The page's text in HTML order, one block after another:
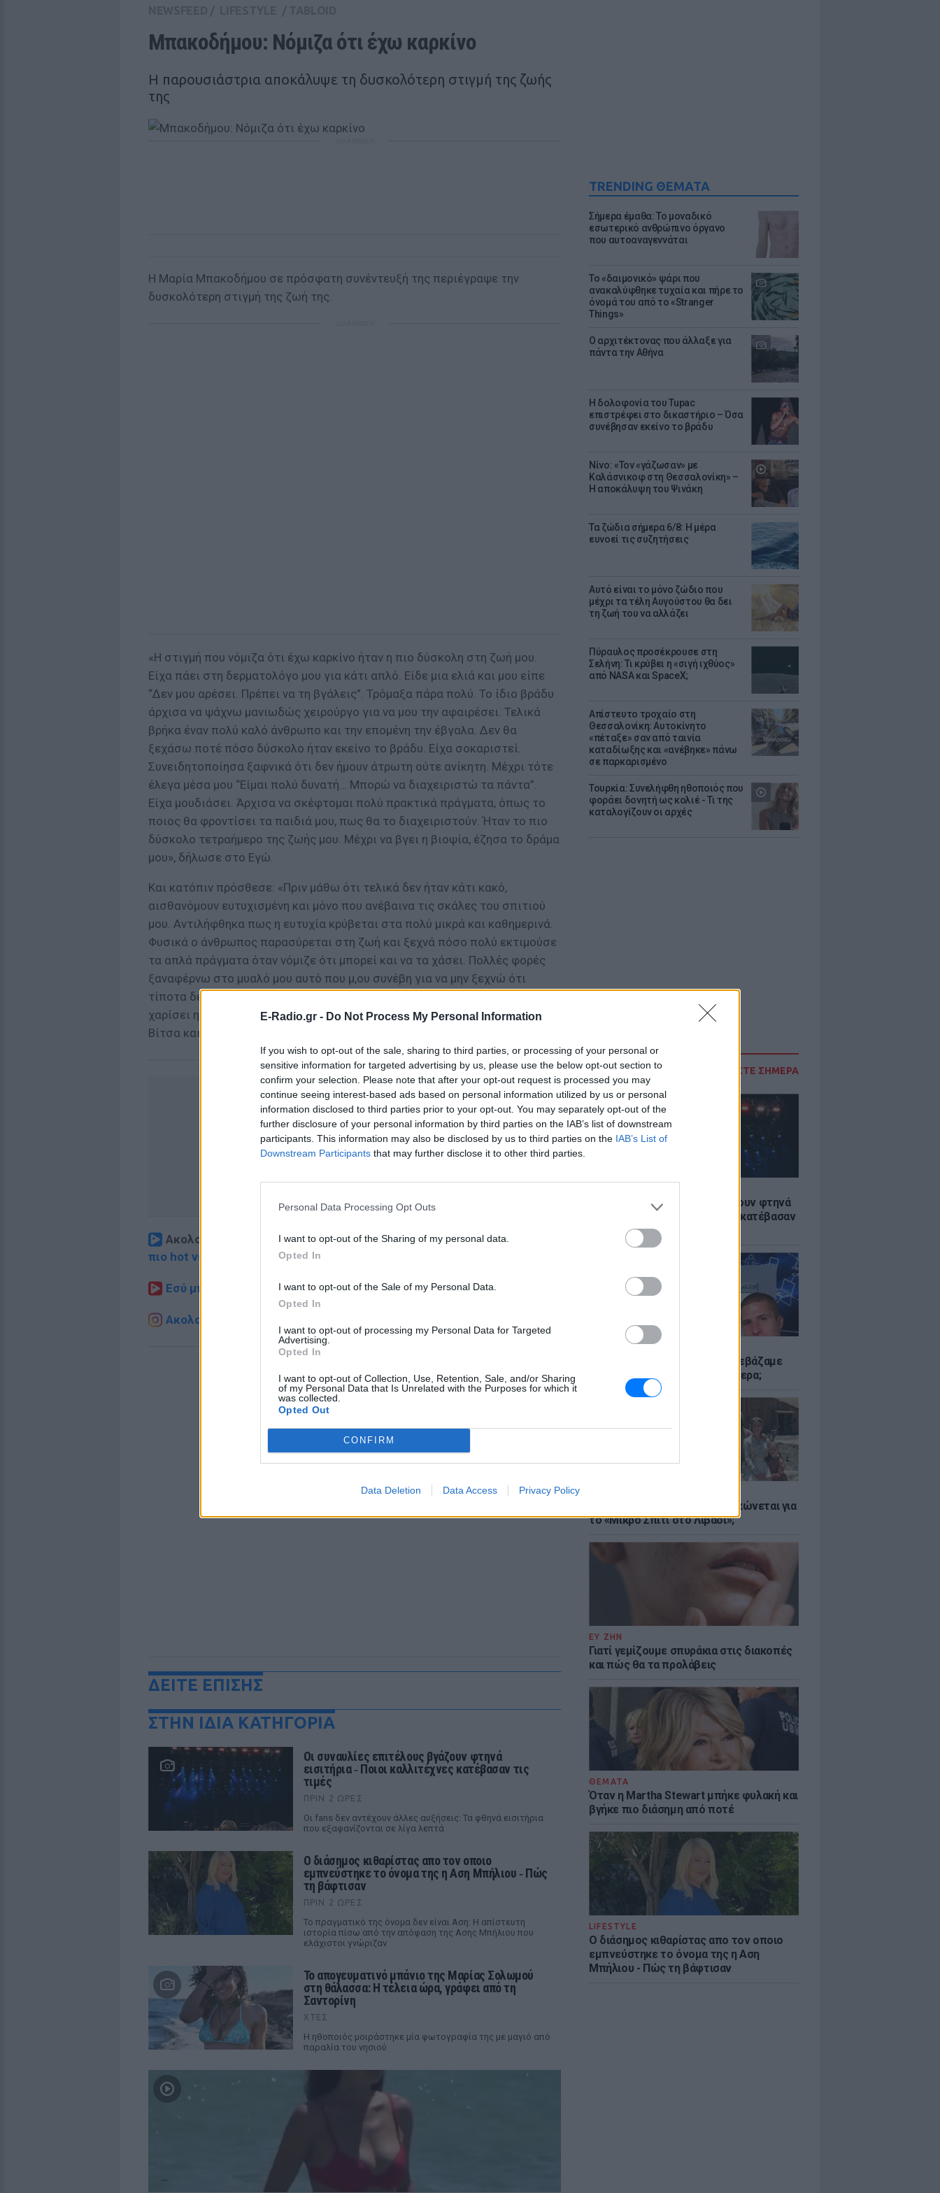
E-Radio.gr - Do Not Process My Personal Information
If you wish to opt-out of the sale, sharing to third parties, or processing of your personal or
sensitive information for targeted advertising by us, please use the below opt-out section to
confirm your selection. Please note that after your opt-out request is processed you may
continue seeing interest-based ads based on personal information utilized by us or personal
information disclosed to third parties prior to your opt-out. You may separately opt-out of the
further disclosure of your personal information by third parties on the IAB’s list of downstream
participants. This information may also be disclosed by us to third parties on the IAB’s List of
Downstream Participants that may further disclose it to other third parties.
Personal Data Processing Opt Outs
I want to opt-out of the Sharing of my personal data.
Opted In
I want to opt-out of the Sale of my Personal Data.
Opted In
I want to opt-out of processing my Personal Data for Targeted
Advertising.
Opted In
I want to opt-out of Collection, Use, Retention, Sale, and/or Sharing
of my Personal Data that Is Unrelated with the Purposes for which it
was collected.
Opted Out
CONFIRM
Data Deletion Data Access Privacy Policy
TRENDING ΘΕΜΑΤΑ
Σήμερα έμαθα: Το μοναδικό
εσωτερικό ανθρώπινο όργανο
που αυτοαναγεννάται
Το «δαιμονικό» ψάρι που
ανακαλύφθηκε τυχαία και πήρε το
όνομά του από το «Stranger
Things»
Ο αρχιτέκτονας που άλλαξε για
πάντα την Αθήνα
Η δολοφονία του Tupac
επιστρέφει στο δικαστήριο – Όσα
συνέβησαν εκείνο το βράδυ
Νίνο: «Τον «γάζωσαν» με
Καλάσνικοφ στη Θεσσαλονίκη» –
Η αποκάλυψη του Ψινάκη
Τα ζώδια σήμερα 6/8: Η μέρα
ευνοεί τις συζητήσεις
Αυτό είναι το μόνο ζώδιο που
μέχρι τα τέλη Αυγούστου θα δει
τη ζωή του να αλλάζει
Πύραυλος προσέκρουσε στη
Σελήνη: Τι κρύβει η «σιγή ιχθύος»
από NASA και SpaceX;
Απίστευτο τροχαίο στη
Θεσσαλονίκη: Αυτοκίνητο
«πέταξε» σαν από ταινία
καταδίωξης και «ανέβηκε» πάνω
σε παρκαρισμένο
Τουρκία: Συνελήφθη ηθοποιός που
φοράει δoνητή ως κολιέ - Τι της
καταλογίζουν οι αρχές
ΔΙΑΒΑΣΤΕ ΣΗΜΕΡΑ
Οι συναυλίες επιτέλους βγάζουν φτηνά
εισιτήρια - Ποιοι καλλιτέχνες κατέβασαν
τις τιμές
Έφτιαξαν το Napster που κατεβάζαμε
μουσική - Πού βρίσκονται σήμερα;
Explainer: Γιατί η Αμερική τσακώνεται για
το «Μικρό Σπίτι στο Λιβάδι»;
ΕΥ ΖΗΝ
Γιατί γεμίζουμε σπυράκια στις διακοπές
και πώς θα τα προλάβεις
ΘΕΜΑΤΑ
Όταν η Martha Stewart μπήκε φυλακή και
βγήκε πιο διάσημη από ποτέ
LIFESTYLE
Ο διάσημος κιθαρίστας απο τον οποιο
εμπνεύστηκε το όνομα της η Αση
Μπήλιου - Πώς τη βάφτισαν
Μπακοδήμου: Νόμιζα ότι έχω καρκίνο
Η παρουσιάστρια αποκάλυψε τη δυσκολότερη στιγμή της ζωής
της
Η Μαρία Μπακοδήμου σε πρόσφατη συνέντευξή της περιέγραψε την
δυσκολότερη στιγμή της ζωή της.
«Η στιγμή που νόμιζα ότι έχω καρκίνο ήταν η πιο δύσκολη στη ζωή μου.
Είχα πάει στη δερματολόγο μου για κάτι απλό. Είδε μια ελιά και μου είπε
“Δεν μου αρέσει. Πρέπει να τη βγάλεις”. Τρόμαξα πάρα πολύ. Το ίδιο βράδυ
άρχισα να ψάχνω μανιωδώς χειρούργο για να μου την αφαιρέσει. Τελικά
βρήκα έναν πολύ καλό άνθρωπο και την επομένη την έβγαλα. Δεν θα
ξεχάσω ποτέ πόσο δύσκολο ήταν εκείνο το βράδυ. Είχα σοκαριστεί.
Συνειδητοποίησα ξαφνικά ότι δεν ήμουν άτρωτη ούτε ανίκητη. Μέχρι τότε
έλεγα μέσα μου “Είμαι πολύ δυνατή… Μπορώ να διαχειριστώ τα πάντα”.
Είχα μουδιάσει. Άρχισα να σκέφτομαι πολύ πρακτικά πράγματα, όπως το
ποιος θα φροντίσει τα παιδιά μου, πως θα το διαχειριστούν. Ήταν το πιο
δύσκολο τετραήμερο της ζωής μου. Μέχρι να βγει η βιοψία, έζησα το δράμα
μου», δήλωσε στο Εγώ.
Και κατόπιν πρόσθεσε: «Πριν μάθω ότι τελικά δεν ήταν κάτι κακό,
αισθανόμουν ευτυχισμένη και μόνο που ανέβαινα τις σκάλες του σπιτιού
μου. Αντιλήφθηκα πως η ευτυχία κρύβεται στα πολύ μικρά και καθημερινά.
Φυσικά ο άνθρωπος παρασύρεται στη ζωή και ξεχνά πόσο πολύ εκτιμούσε
τα απλά πράγματα όταν νόμιζε ότι μπορεί και να τα χάσει. Πολλές φορές
ξαναφέρνω στο μυαλό μου αυτό που μ,ου συνέβη για να μην ξεχνώ ότι
τίποτα δεν είναι δεδομένο και να νιώθω ευγνωμοσύνη για όσα μου έχει
χαρίσει η ζωή», εξομολογήθηκε η παρουσιάστρια του Star στον Γιάννη
Βίτσα και το ΕΓΩ Weekly.
ΔΙΑΦΗΜΙΣΗ
Ακολουθήστε το E-Radio.gr στοGoogle Newsκαι μάθετε πρώτοι
πιο hot νέα
Εσύ μπήκες στο E-Daily.gr; Τα νέα της ημέρας και ότι σου κάνει κλικ!
Ακολουθήστε το E-Radio.gr και στο Instagram
ΔΕΙΤΕ ΕΠΙΣΗΣ
ΣΤΗΝ ΙΔΙΑ ΚΑΤΗΓΟΡΙΑ
Οι συναυλίες επιτέλους βγάζουν φτηνά
εισιτήρια ‑ Ποιοι καλλιτέχνες κατέβασαν τις
τιμές
ΠΡΙΝ 2 ΏΡΕΣ
Οι fans δεν αντέχουν άλλες αυξήσεις: Τα φθηνά εισιτήρια
που εξαφανίζονται σε λίγα λεπτά
Ο διάσημος κιθαρίστας απο τον οποιο
εμπνεύστηκε το όνομα της η Αση Μπήλιου ‑ Πώς
τη βάφτισαν
ΠΡΙΝ 2 ΏΡΕΣ
Το πραγματικό της όνομα δεν είναι Αση: Η απίστευτη
ιστορία πίσω από την απόφαση της Ασης Μπήλιου που
ελάχιστοι γνώριζαν
Το απογευματινό μπάνιο της Μαρίας Σολωμού
στη θάλασσα: Η τέλεια ώρα, γράφει από τη
Σαντορίνη
ΧΤΕΣ
Η ηθοποιός μοιράστηκε μία φωτογραφία της με μαγιό από
παραλία του νησιού